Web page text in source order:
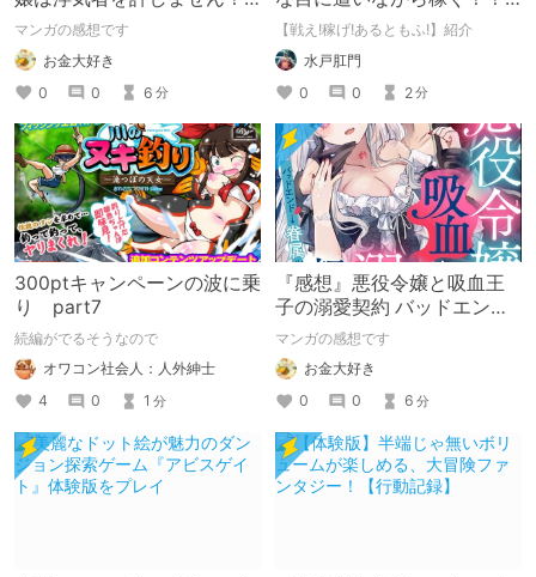
話
マンガの感想です
お金大好き
0
0 6 分
戦闘エロRPG【戦え!稼げ!あ
るともふ!】
【戦え!稼げ!あるともふ!】紹介
水戸肛門
0
0 2分
300ptキャンペーンの波に乗
り part7
続編がでるそうなので
オワコン社会人：人外紳士
4
0 1 分
『感想』悪役令嬢と吸血王
子の溺愛契約 バッドエンド
→眷属ルートの甘い夜伽
（分冊版） 【第3話】
マンガの感想です
お金大好き
0
0 6 分